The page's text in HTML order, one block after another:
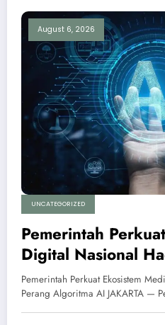
August 6, 2026
UNCATEGORIZED
Pemerintah
Digital Nasional
Algoritma AI
Pemerintah Perkuat Ekosistem
Perang Algoritma AI JAKARTA —